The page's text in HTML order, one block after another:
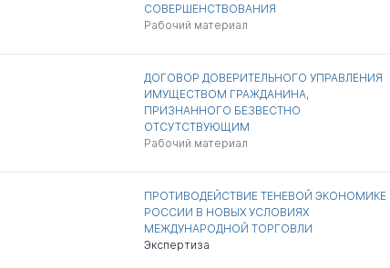
СОВЕРШЕНСТВОВАНИЯ
Рабочий материал
ДОГОВОР ДОВЕРИТЕЛЬНОГО УПРАВЛЕНИЯ
ИМУЩЕСТВОМ ГРАЖДАНИНА,
ПРИЗНАННОГО БЕЗВЕСТНО
ОТСУТСТВУЮЩИМ
Рабочий материал
ПРОТИВОДЕЙСТВИЕ ТЕНЕВОЙ ЭКОНОМИКЕ
РОССИИ В НОВЫХ УСЛОВИЯХ
МЕЖДУНАРОДНОЙ ТОРГОВЛИ
Экспертиза